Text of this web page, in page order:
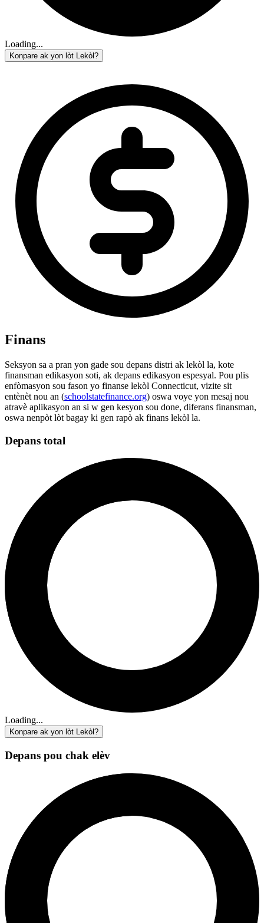
Loading...
Konpare ak yon lòt Lekòl?
Finans
Seksyon sa a pran yon gade sou depans distri ak lekòl la, kote
finansman edikasyon soti, ak depans edikasyon espesyal. Pou plis
enfòmasyon sou fason yo finanse lekòl Connecticut, vizite sit
entènèt nou an (schoolstatefinance.org) oswa voye yon mesaj nou
atravè aplikasyon an si w gen kesyon sou done, diferans finansman,
oswa nenpòt lòt bagay ki gen rapò ak finans lekòl la.
Depans total
Loading...
Konpare ak yon lòt Lekòl?
Depans pou chak elèv